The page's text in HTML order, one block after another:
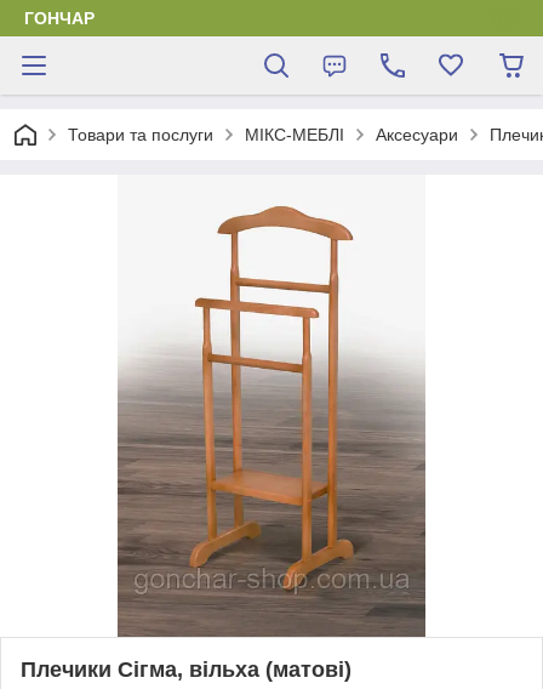
ГОНЧАР
Товари та послуги МІКС-МЕБЛІ Аксесуари
Плечики Сігма, вільха (матові)